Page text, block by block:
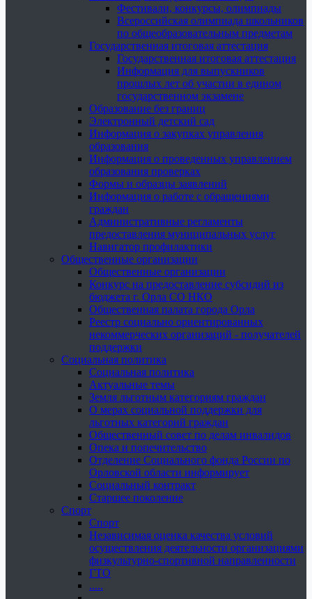
Фестивали, конкурсы, олимпиады
Всероссийская олимпиада школьников
по общеобразовательным предметам
Государственная итоговая аттестация
Государственная итоговая аттестация
Информация для выпускников
прошлых лет об участии в едином
государственном экзамене
Образование без границ
Электронный детский сад
Информация о закупках управления
образования
Информация о проведенных управлением
образования проверках
Формы и образцы заявлений
Информация о работе с обращениями
граждан
Административные регламенты
предоставления муниципальных услуг
Навигатор профилактики
Общественные организации
Общественные организации
Конкурс на предоставление субсидий из
бюджета г. Орла СО НКО
Общественная палата города Орла
Реестр социально ориентированных
некоммерческих организаций - получателей
поддержки
Социальная политика
Социальная политика
Актуальные темы
Земля льготным категориям граждан
О мерах социальной поддержки для
льготных категорий граждан
Общественный совет по делам инвалидов
Опека и попечительство
Отделение Социального фонда России по
Орловской области информирует
Социальный контракт
Старшее поколение
Спорт
Спорт
Независимая оценка качества условий
осуществления деятельности организациями
физкультурно-спортивной направленности
ГТО
.....